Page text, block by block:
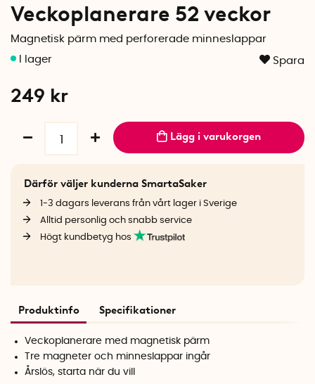
Veckoplanerare 52 veckor
Magnetisk pärm med perforerade minneslappar
Spara
249 kr
Lägg i varukorgen
Därför väljer kunderna SmartaSaker
1-3 dagars leverans från vårt lager i Sverige
Alltid personlig och snabb service
Högt kundbetyg hos
Produktinfo Specifikationer
Veckoplanerare med magnetisk pärm
Tre magneter och minneslappar ingår
Årslös, starta när du vill